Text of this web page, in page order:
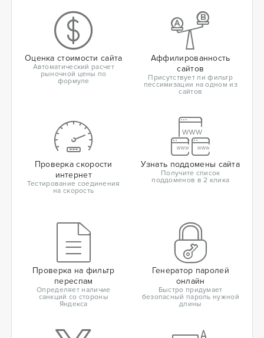
Оценка стоимости сайта
Автоматический расчет
рыночной цены по
формуле
Аффилированность
сайтов
Присутствует ли фильтр
пессимизации на одном из
сайтов
Проверка скорости
интернет
Тестирование соединения
на скорость
Узнать поддомены сайта
Получите список
поддоменов в 2 клика
Проверка на фильтр
переспам
Определяет наличие
санкций со стороны
Яндекса
Генератор паролей
онлайн
Быстро придумает
безопасный пароль нужной
длины